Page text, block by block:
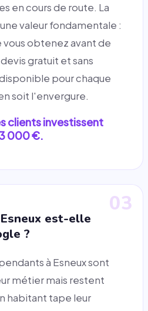
en cours de route. La
valeur fondamentale :
vous obtenez avant de
gratuit et sans
pour chaque
soit l'envergure.
clients investissent
000 €.
03
est-elle
?
à Esneux sont
métier mais restent
habitant tape leur